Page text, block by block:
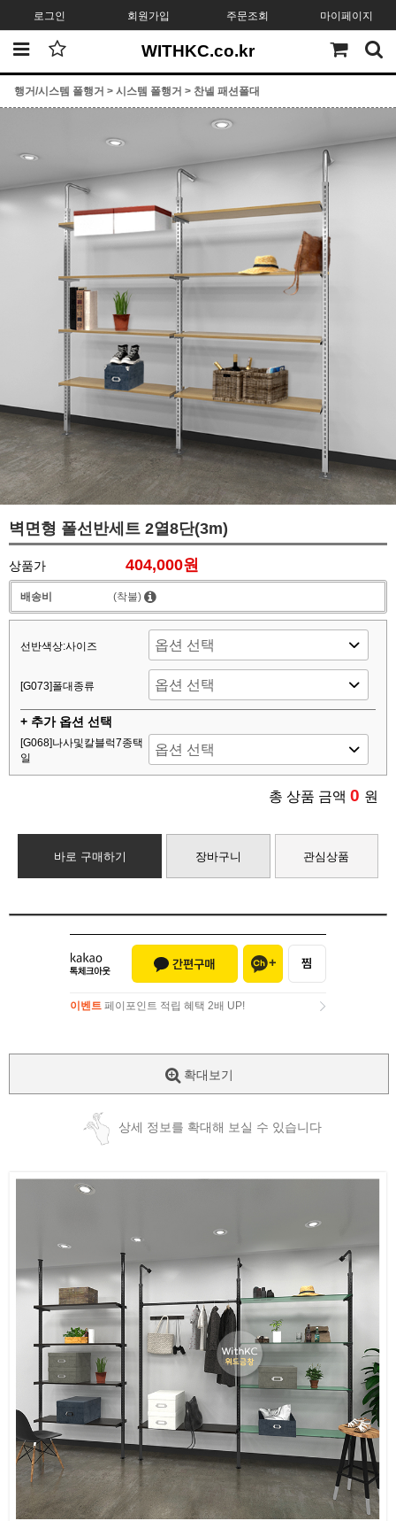
로그인 회원가입 주문조회 마이페이지
WITHKC.co.kr
행거/시스템 폴행거 > 시스템 폴행거 > 찬넬 패션폴대
벽면형 폴선반세트 2열8단(3m)
상품가 404,000원
배송비 (착불)
선반색상:사이즈
[G073]폴대종류
+ 추가 옵션 선택
[G068]나사및칼블럭7종택
일
총 상품 금액 0 원
바로 구매하기 장바구니 관심상품
이벤트 페이포인트 적립 혜택 2배 UP!
확대보기
상세 정보를 확대해 보실 수 있습니다